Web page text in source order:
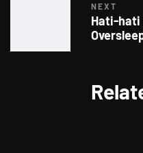
NEXT
Hati-hati
FOOD FOR THOUGHTS